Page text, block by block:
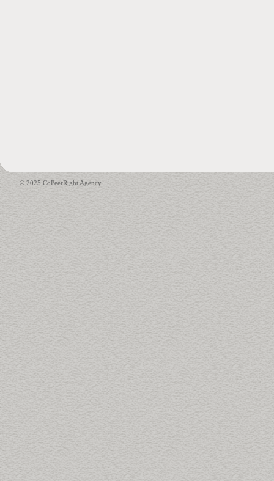
© 2025 CoPeerRight Agency.